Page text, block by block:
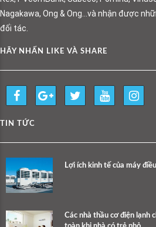
Nagakawa, Ong & Ong…và nhận được
đối tác.
HÃY NHẤN LIKE VÀ SHARE
TIN TỨC
Lợi ích kinh tế của máy
Các nhà thầu cơ điện lạnh